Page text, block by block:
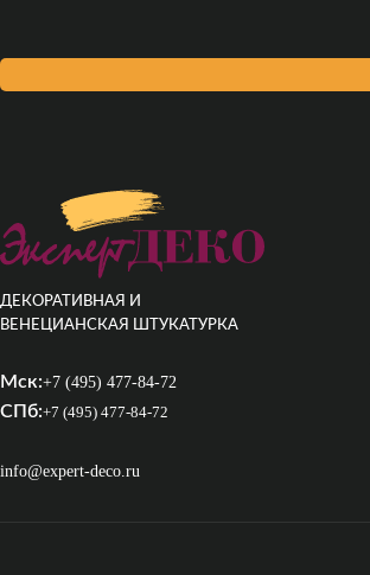
ДЕКОРАТИВНАЯ И
ВЕНЕЦИАНСКАЯ ШТУКАТУРКА
Мск:+7 (495) 477-84-72
СПб:+7 (495) 477-84-72
info@expert-deco.ru